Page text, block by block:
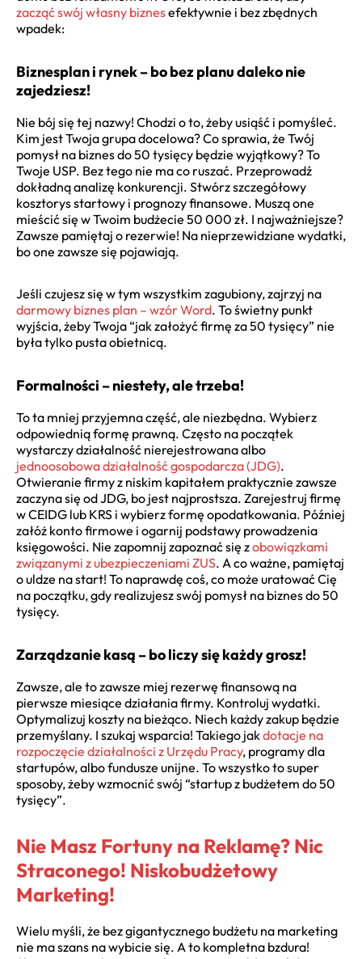
zacząć swój własny biznesefektywnie i bez zbędnych
wpadek:
Biznesplan i rynek – bo bez planu daleko nie
zajedziesz!
Nie bój się tej nazwy! Chodzi o to, żeby usiąść i pomyśleć.
Kim jest Twoja grupa docelowa? Co sprawia, że Twój
pomysł na biznes do 50 tysięcy będzie wyjątkowy? To
Twoje USP. Bez tego nie ma co ruszać. Przeprowadź
dokładną analizę konkurencji. Stwórz szczegółowy
kosztorys startowy i prognozy finansowe. Muszą one
mieścić się w Twoim budżecie 50 000 zł. I najważniejsze?
Zawsze pamiętaj o rezerwie! Na nieprzewidziane wydatki,
bo one zawsze się pojawiają.
Jeśli czujesz się w tym wszystkim zagubiony, zajrzyj na
darmowy biznes plan – wzór Word. To świetny punkt
wyjścia, żeby Twoja “jak założyć firmę za 50 tysięcy” nie
była tylko pusta obietnicą.
Formalności – niestety, ale trzeba!
To ta mniej przyjemna część, ale niezbędna. Wybierz
odpowiednią formę prawną. Często na początek
wystarczy działalność nierejestrowana albo
jednoosobowa działalność gospodarcza (JDG).
Otwieranie firmy z niskim kapitałem praktycznie zawsze
zaczyna się od JDG, bo jest najprostsza. Zarejestruj firmę
w CEIDG lub KRS i wybierz formę opodatkowania. Później
załóż konto firmowe i ogarnij podstawy prowadzenia
księgowości. Nie zapomnij zapoznać się zobowiązkami
związanymi z ubezpieczeniami ZUS. A co ważne, pamiętaj
o uldze na start! To naprawdę coś, co może uratować Cię
na początku, gdy realizujesz swój pomysł na biznes do 50
tysięcy.
Zarządzanie kasą – bo liczy się każdy grosz!
Zawsze, ale to zawsze miej rezerwę finansową na
pierwsze miesiące działania firmy. Kontroluj wydatki.
Optymalizuj koszty na bieżąco. Niech każdy zakup będzie
przemyślany. I szukaj wsparcia! Takiego jakdotacje na
rozpoczęcie działalności z Urzędu Pracy, programy dla
startupów, albo fundusze unijne. To wszystko to super
sposoby, żeby wzmocnić swój “startup z budżetem do 50
tysięcy”.
Nie Masz Fortuny na Reklamę? Nic
Straconego! Niskobudżetowy
Marketing!
Wielu myśli, że bez gigantycznego budżetu na marketing
nie ma szans na wybicie się. A to kompletna bzdura!